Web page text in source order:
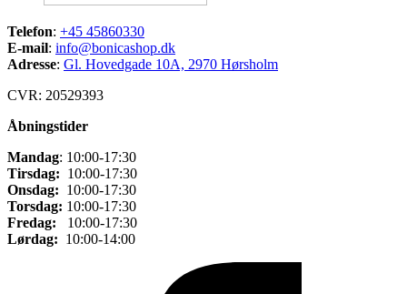
Telefon: +45 45860330
E-mail: info@bonicashop.dk
Adresse: Gl. Hovedgade 10A, 2970 Hørsholm
CVR: 20529393
Åbningstider
Mandag: 10:00-17:30
Tirsdag: 10:00-17:30
Onsdag: 10:00-17:30
Torsdag: 10:00-17:30
Fredag: 10:00-17:30
Lørdag: 10:00-14:00